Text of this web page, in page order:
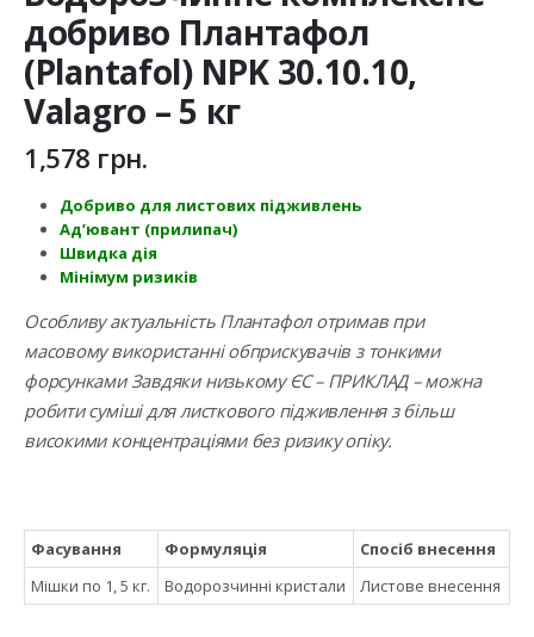
добриво Плантафол
(Plantafol) NPK 30.10.10,
Valagro – 5 кг
1,578 грн.
Добриво для листових підживлень
Ад’ювант (прилипач)
Швидка дія
Мінімум ризиків
Особливу актуальність Плантафол отримав при
масовому використанні обприскувачів з тонкими
форсунками Завдяки низькому ЄС – ПРИКЛАД – можна
робити суміші для листкового підживлення з більш
високими концентраціями без ризику опіку.
Фасування Формуляція
Спосіб внесення
Мішки по 1, 5 кг.
Водорозчинні кристали Листове внесення